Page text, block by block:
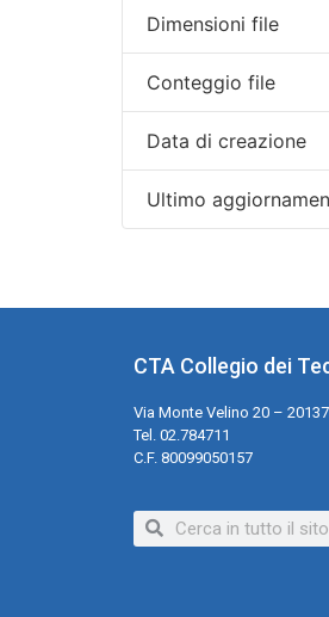
Dimensioni file
Conteggio file
Data di creazione
Ultimo
CTA Collegio dei
Via Monte Velino 20 –
Tel. 02.784711
C.F. 80099050157